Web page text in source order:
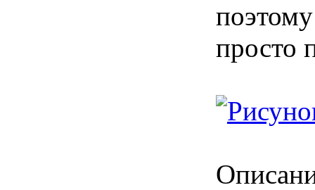
просто